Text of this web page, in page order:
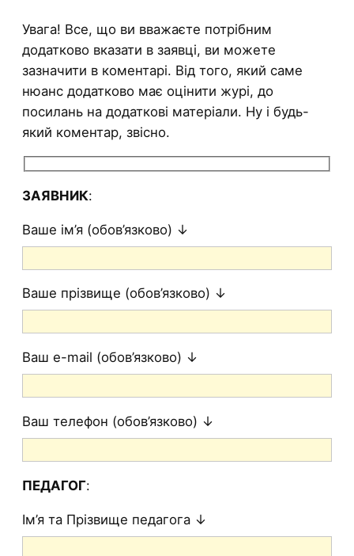
Увага! Все, що ви вважаєте потрібним
додатково вказати в заявці, ви можете
зазначити в коментарі. Від того, який саме
нюанс додатково має оцінити журі, до
посилань на додаткові матеріали. Ну і будь-
який коментар, звісно.
ЗАЯВНИК:
Ваше ім’я (обов’язково) ↓
Ваше прізвище (обов’язково) ↓
Ваш e-mail (обов’язково) ↓
Ваш телефон (обов’язково) ↓
ПЕДАГОГ:
Ім’я та Прізвище педагога ↓